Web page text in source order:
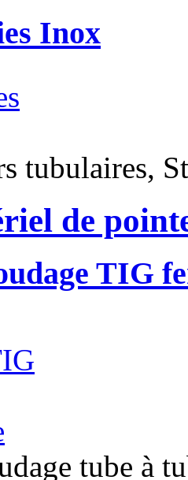
Inox
tubulaires,
de
TIG
tube à